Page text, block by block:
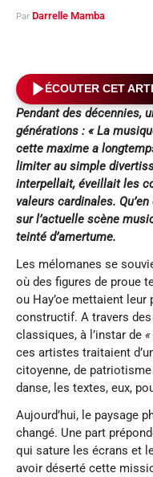
Par Darrelle Mamba
ÉCOUTER CET
Pendant des décennies,
générations : « La
cette maxime a
limiter au simple
interpellait, éveillait les
valeurs cardinales.
sur l’actuelle scène
teinté d’amertume.
Les mélomanes se
où des figures de proue
ou Hay’oe mettaient leur
constructif. A travers
classiques, à l’instar de
ces artistes traitaient
citoyenne, de
danse, les textes, eux,
Aujourd’hui, le paysage
changé. Une part
qui sature les écrans et
avoir déserté cette